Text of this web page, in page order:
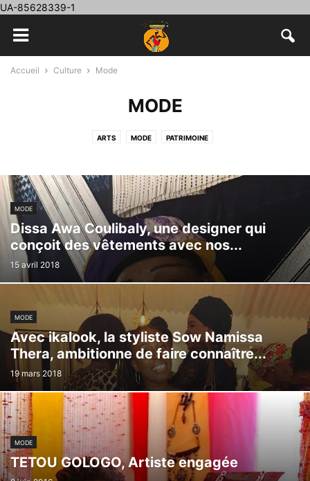
UA-85628339-1
Accueil Culture Mode
MODE
ARTS MODE PATRIMOINE
MODE
Dissa Awa Coulibaly, une designer qui
conçoit des vêtements avec nos...
15 avril 2018
MODE
Avec ikalook, la styliste Sow Namissa
Thera, ambitionne de faire connaître...
19 mars 2018
MODE
TETOU GOLOGO, Artiste engagée